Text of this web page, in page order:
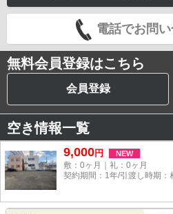
電話でお問
無料会員登録はこちら
会員登録
空き情報一覧
9,000円 NEW
敷：0ヶ月｜礼：0ヶ月
契約期間：1年/引渡し時期：